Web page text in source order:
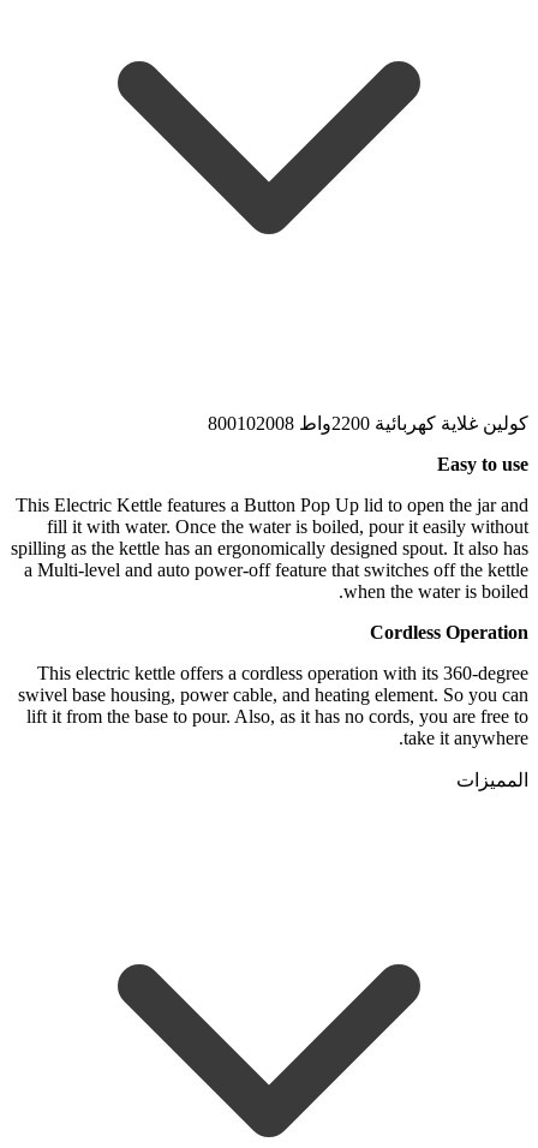
كولين غلاية كهربائية 2200واط 800102008
Easy to use
This Electric Kettle features a Button Pop Up lid to open the jar and
fill it with water. Once the water is boiled, pour it easily without
spilling as the kettle has an ergonomically designed spout. It also has
a Multi-level and auto power-off feature that switches off the kettle
when the water is boiled.
Cordless Operation
This electric kettle offers a cordless operation with its 360-degree
swivel base housing, power cable, and heating element. So you can
lift it from the base to pour. Also, as it has no cords, you are free to
take it anywhere.
المميزات